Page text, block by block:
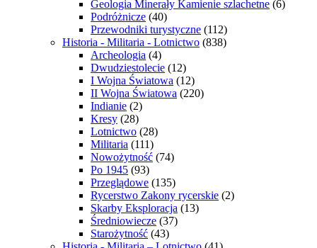
Geologia Minerały Kamienie szlachetne (6)
Podróżnicze (40)
Przewodniki turystyczne (112)
Historia - Militaria - Lotnictwo (838)
Archeologia (4)
Dwudziestolecie (12)
I Wojna Światowa (12)
II Wojna Światowa (220)
Indianie (2)
Kresy (28)
Lotnictwo (28)
Militaria (111)
Nowożytność (74)
Po 1945 (93)
Przeglądowe (135)
Rycerstwo Zakony rycerskie (2)
Skarby Eksploracja (13)
Średniowiecze (37)
Starożytność (43)